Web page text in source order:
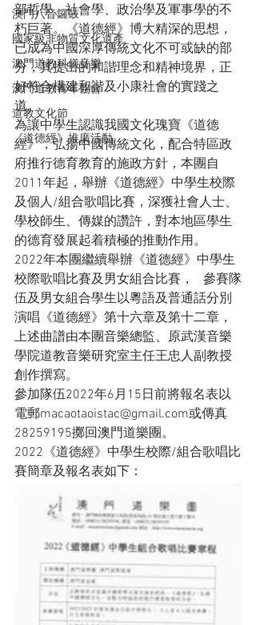
澳門八音鑼鼓
國家級非物質文化遺產
澳門道教科儀音樂
澳門道教青年協會
道教文化節
《道德經》推廣活動
部哲學、社會學、政治學及軍事學的不
朽巨著。《道德經》博大精深的思想，
已成為中國深厚傳統文化不可或缺的部
分，其提出的和諧理念和精神境界，正
好符合構建和諧及小康社會的實踐之
道。
為讓中學生認識我國文化瑰寶《道德
經》，弘揚中國傳統文化，配合特區政
府推行德育教育的施政方針，本團自
2011年起，舉辦《道德經》中學生校際
及個人/組合歌唱比賽，深獲社會人士、
學校師生、傳媒的讚許，對本地區學生
的德育發展起着積極的推動作用。
2022年本團繼續舉辦《道德經》中學生
校際歌唱比賽及男女組合比賽，   參賽隊
伍及男女組合學生以粵語及普通話分別
演唱《道德經》第十六章及第十二章，
上述曲譜由本團音樂總監、原武漢音樂
學院道教音樂研究室主任王忠人副教授
創作撰寫。
參加隊伍2022年6月15日前將報名表以
電郵macaotaoistac@gmail.com或傳真
28259195擲回澳門道樂團。
2022《道德經》中學生校際/組合歌唱比
賽簡章及報名表如下：